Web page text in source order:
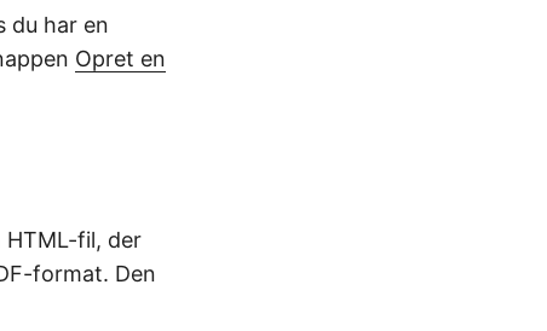
du har en
Opret en
fil, der
format. Den